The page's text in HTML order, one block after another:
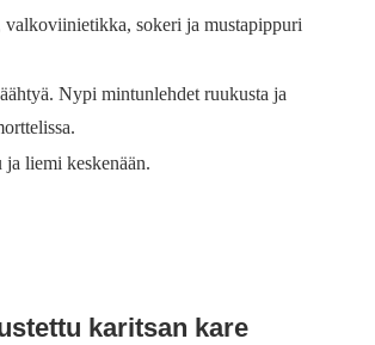
valkoviinietikka, sokeri ja mustapippuri
Nypi mintunlehdet ruukusta ja
ja liemi keskenään.
karitsan kare